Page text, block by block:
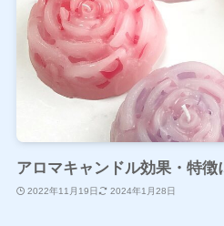
アロマキャンドル効果・特徴
2022年11月19日 2024年1月28日